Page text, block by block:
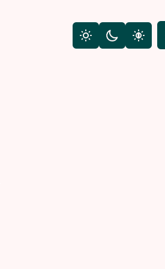
Light mode
Dark mode
High